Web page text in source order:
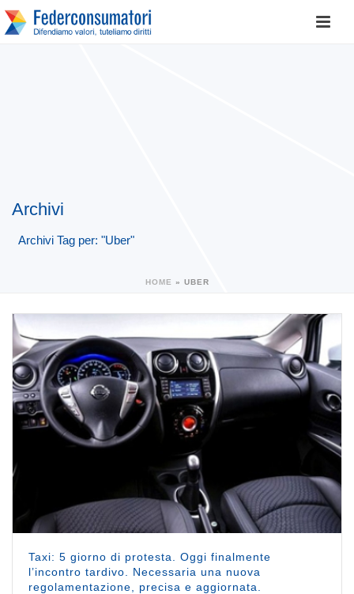
Archivi
Archivi Tag per: "Uber"
HOME » UBER
Taxi: 5 giorno di protesta. Oggi finalmente
l’incontro tardivo. Necessaria una nuova
regolamentazione, precisa e aggiornata.